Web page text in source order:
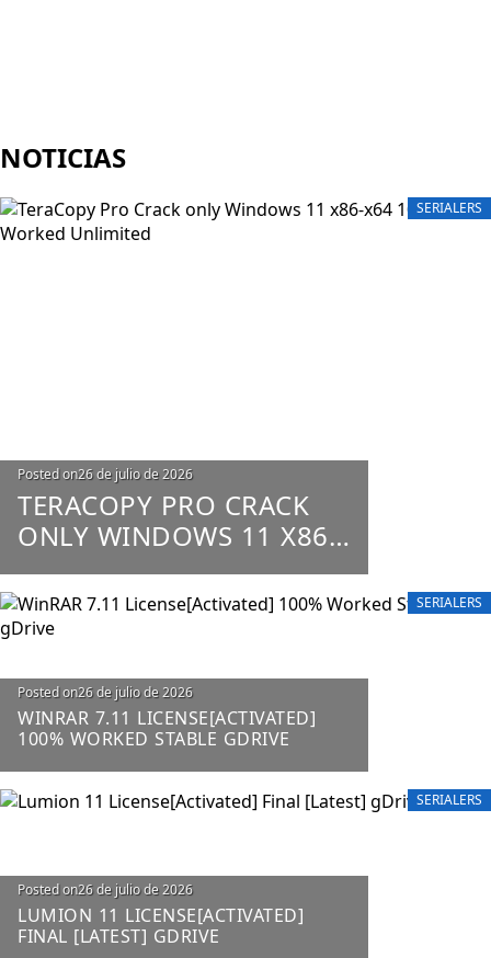
NOTICIAS
SERIALERS
Posted on26 de julio de 2026
TERACOPY PRO CRACK
ONLY WINDOWS 11 X86-
X64 100% WORKED
UNLIMITED
SERIALERS
Posted on26 de julio de 2026
WINRAR 7.11 LICENSE[ACTIVATED]
100% WORKED STABLE GDRIVE
SERIALERS
Posted on26 de julio de 2026
LUMION 11 LICENSE[ACTIVATED]
FINAL [LATEST] GDRIVE